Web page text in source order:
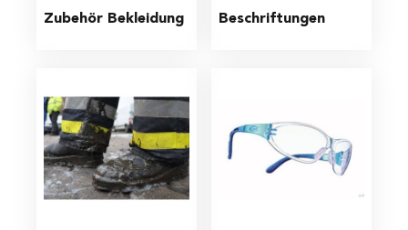
Zubehör Bekleidung Beschriftungen